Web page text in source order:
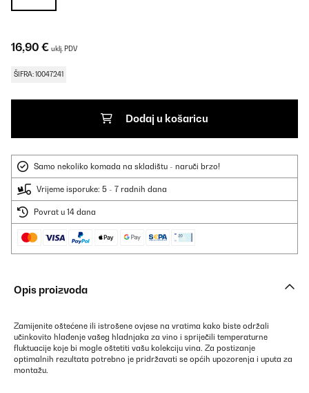
16,90 € uklj. PDV
ŠIFRA: 10047241
Dodaj u košaricu
Samo nekoliko komada na skladištu - naruči brzo!
Vrijeme isporuke: 5 - 7 radnih dana
Povrat u 14 dana
Opis proizvoda
Zamijenite oštećene ili istrošene ovjese na vratima kako biste održali
učinkovito hlađenje vašeg hladnjaka za vino i spriječili temperaturne
fluktuacije koje bi mogle oštetiti vašu kolekciju vina. Za postizanje
optimalnih rezultata potrebno je pridržavati se općih upozorenja i uputa za
montažu.